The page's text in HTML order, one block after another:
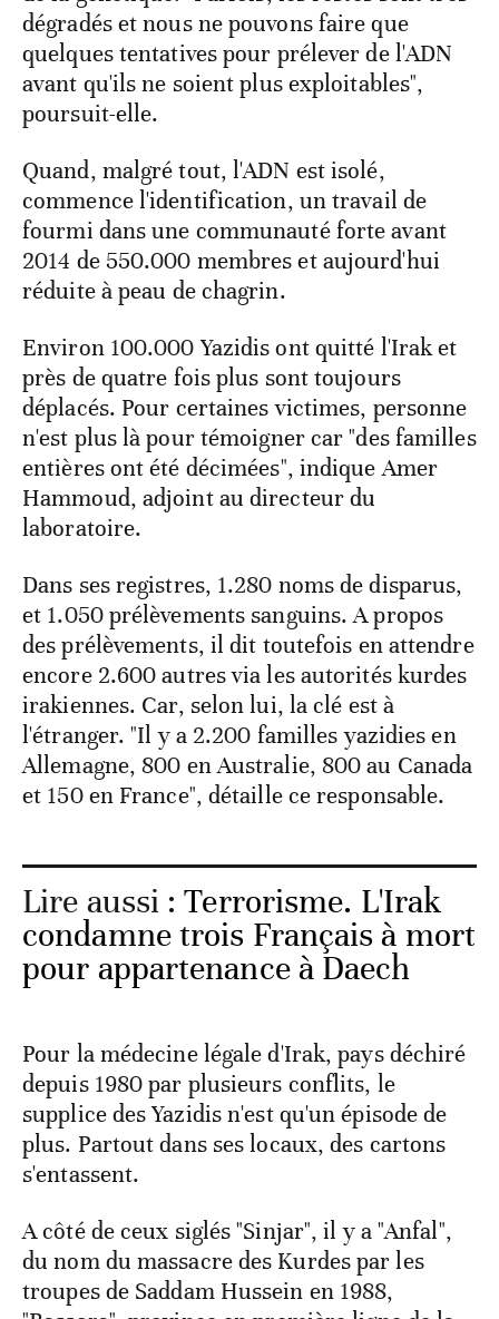
dégradés et nous ne pouvons faire que
quelques tentatives pour prélever de l'ADN
avant qu'ils ne soient plus exploitables",
poursuit-elle.
Quand, malgré tout, l'ADN est isolé,
commence l'identification, un travail de
fourmi dans une communauté forte avant
2014 de 550.000 membres et aujourd'hui
réduite à peau de chagrin.
Environ 100.000 Yazidis ont quitté l'Irak et
près de quatre fois plus sont toujours
déplacés. Pour certaines victimes, personne
n'est plus là pour témoigner car "des familles
entières ont été décimées", indique Amer
Hammoud, adjoint au directeur du
laboratoire.
Dans ses registres, 1.280 noms de disparus,
et 1.050 prélèvements sanguins. A propos
des prélèvements, il dit toutefois en attendre
encore 2.600 autres via les autorités kurdes
irakiennes. Car, selon lui, la clé est à
l'étranger. "Il y a 2.200 familles yazidies en
Allemagne, 800 en Australie, 800 au Canada
et 150 en France", détaille ce responsable.
Lire aussi :Terrorisme. L'Irak
condamne trois Français à mort
pour appartenance à Daech
Pour la médecine légale d'Irak, pays déchiré
depuis 1980 par plusieurs conflits, le
supplice des Yazidis n'est qu'un épisode de
plus. Partout dans ses locaux, des cartons
s'entassent.
A côté de ceux siglés "Sinjar", il y a "Anfal",
du nom du massacre des Kurdes par les
troupes de Saddam Hussein en 1988,